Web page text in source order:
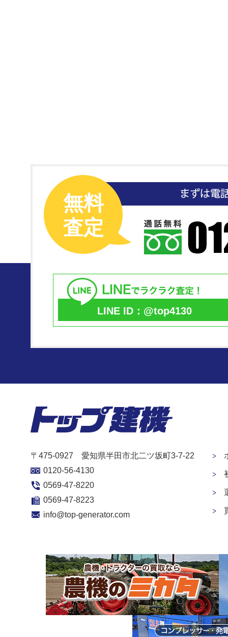
無料
査定
LINE ID：@top4130
〒475-0927 愛知県半田市北二ツ坂町3-7-22
0120-56-4130
0569-47-8220
0569-47-8223
info@top-generator.com